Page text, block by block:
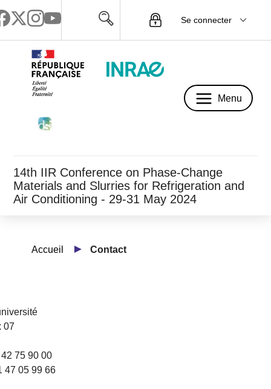
Se connecter
Menu
14th IIR Conference on Phase-Change
Materials and Slurries for Refrigeration and
Air Conditioning - 29-31 May 2024
Accueil Contact
07
75 90 00
47 05 99 66